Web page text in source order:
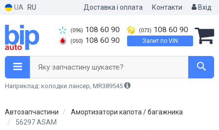
UA RU Доставка і оплата Контакти Вхід
(096) 108 60 90
(050) 108 60 90
(073) 108 60 90
Запит по VIN
Яку запчастину шукаєте?
Наприклад: колодки лансер, MR389545
Автозапчастини
Амортизатори капота / багажника
56297 ASAM